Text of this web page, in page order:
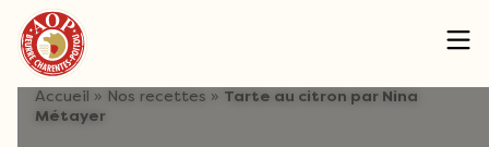
Accueil » Nos recettes » Tarte au citron par Nina
Métayer